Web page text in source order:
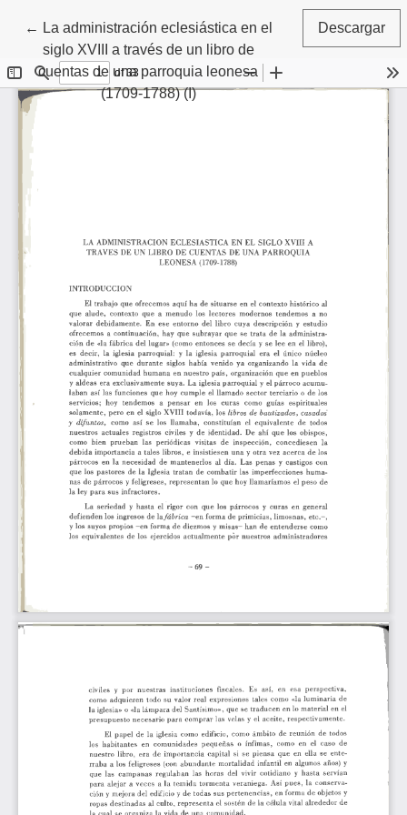
← Volver a los detalles del artículo
La administración eclesiástica en el
siglo XVIII a través de un libro de
cuentas de una parroquia leonesa
(1709-1788) (I)
Descargar